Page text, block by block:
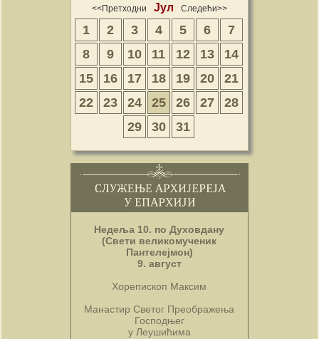
<<Претходни Јул Следећи>>
1 2 3 4 5 6
7
8
9 10 11 12 13
14
15
16 17 18 19 20
21
22
23 24 25 26 27
28
29
30 31
Недеља 10. по Духовдану
(Свети великомученик
Пантелејмон)
9. август
Хорепископ Максим
Манастир Светог Преображења
Господњег
у Леушићима